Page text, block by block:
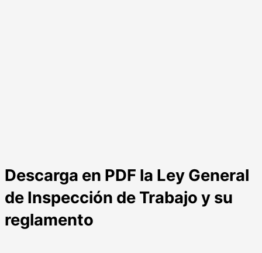
Descarga en PDF la Ley General
de Inspección de Trabajo y su
reglamento